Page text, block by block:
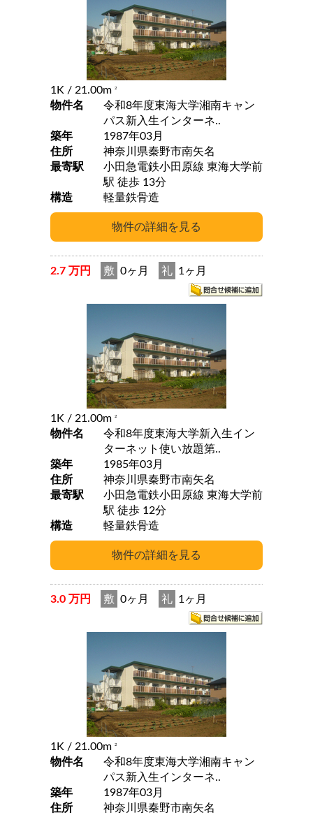
1K / 21.00m 2
物件名
令和8年度東海大学湘南キャン
パス新入生インターネ..
築年
1987年03月
住所
神奈川県秦野市南矢名
最寄駅
小田急電鉄小田原線 東海大学前
駅 徒歩 13分
構造
軽量鉄骨造
2.7 万円 敷 0ヶ月 礼 1ヶ月
1K / 21.00m 2
物件名
令和8年度東海大学新入生イン
ターネット使い放題第..
築年
1985年03月
住所
神奈川県秦野市南矢名
最寄駅
小田急電鉄小田原線 東海大学前
駅 徒歩 12分
構造
軽量鉄骨造
3.0 万円 敷 0ヶ月 礼 1ヶ月
1K / 21.00m 2
物件名
令和8年度東海大学湘南キャン
パス新入生インターネ..
築年
1987年03月
住所
神奈川県秦野市南矢名